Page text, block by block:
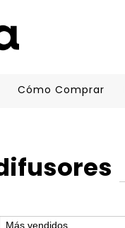
Cómo Comprar